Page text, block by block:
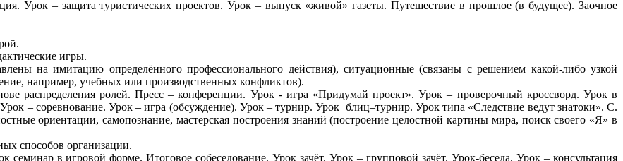
Урок – защита туристических проектов. Урок – выпуск «живой» газеты. Путешествие в прошлое (в будущее). Заочное
игры.
на имитацию определённого профессионального действия), ситуационные (связаны с решением какой-либо узкой
например, учебных или производственных конфликтов).
распределения ролей. Пресс – конференции. Урок - игра «Придумай проект». Урок – проверочный кроссворд. Урок в
– соревнование. Урок – игра (обсуждение). Урок – турнир. Урок блиц–турнир. Урок типа «Следствие ведут знатоки». С.
ориентации, самопознание, мастерская построения знаний (построение целостной картины мира, поиск своего «Я» в
способов организации.
в игровой форме. Итоговое собеседование. Урок зачёт. Урок – групповой зачёт. Урок-беседа. Урок – консультация